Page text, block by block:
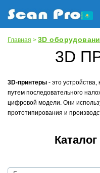
Главная > 3D
3D
3D-принтеры - это
путем последовательного
цифровой модели. Они
прототипирования и